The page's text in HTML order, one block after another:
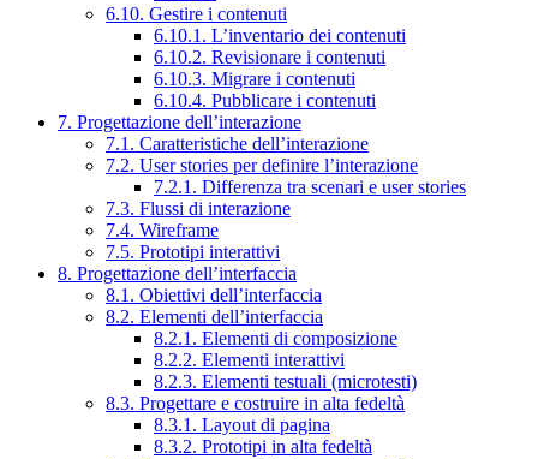
6.10. Gestire i contenuti
6.10.1. L’inventario dei contenuti
6.10.2. Revisionare i contenuti
6.10.3. Migrare i contenuti
6.10.4. Pubblicare i contenuti
7. Progettazione dell’interazione
7.1. Caratteristiche dell’interazione
7.2. User stories per definire l’interazione
7.2.1. Differenza tra scenari e user stories
7.3. Flussi di interazione
7.4. Wireframe
7.5. Prototipi interattivi
8. Progettazione dell’interfaccia
8.1. Obiettivi dell’interfaccia
8.2. Elementi dell’interfaccia
8.2.1. Elementi di composizione
8.2.2. Elementi interattivi
8.2.3. Elementi testuali (microtesti)
8.3. Progettare e costruire in alta fedeltà
8.3.1. Layout di pagina
8.3.2. Prototipi in alta fedeltà